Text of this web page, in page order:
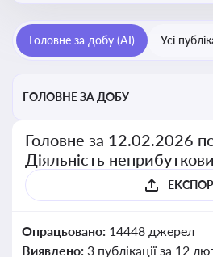
Головне за добу (AI) Усі
ГОЛОВНЕ ЗА ДОБУ
Головне за 12.02.2026
Діяльність
Опрацьовано: 14448 джерел
Виявлено: 3 публікації за 12